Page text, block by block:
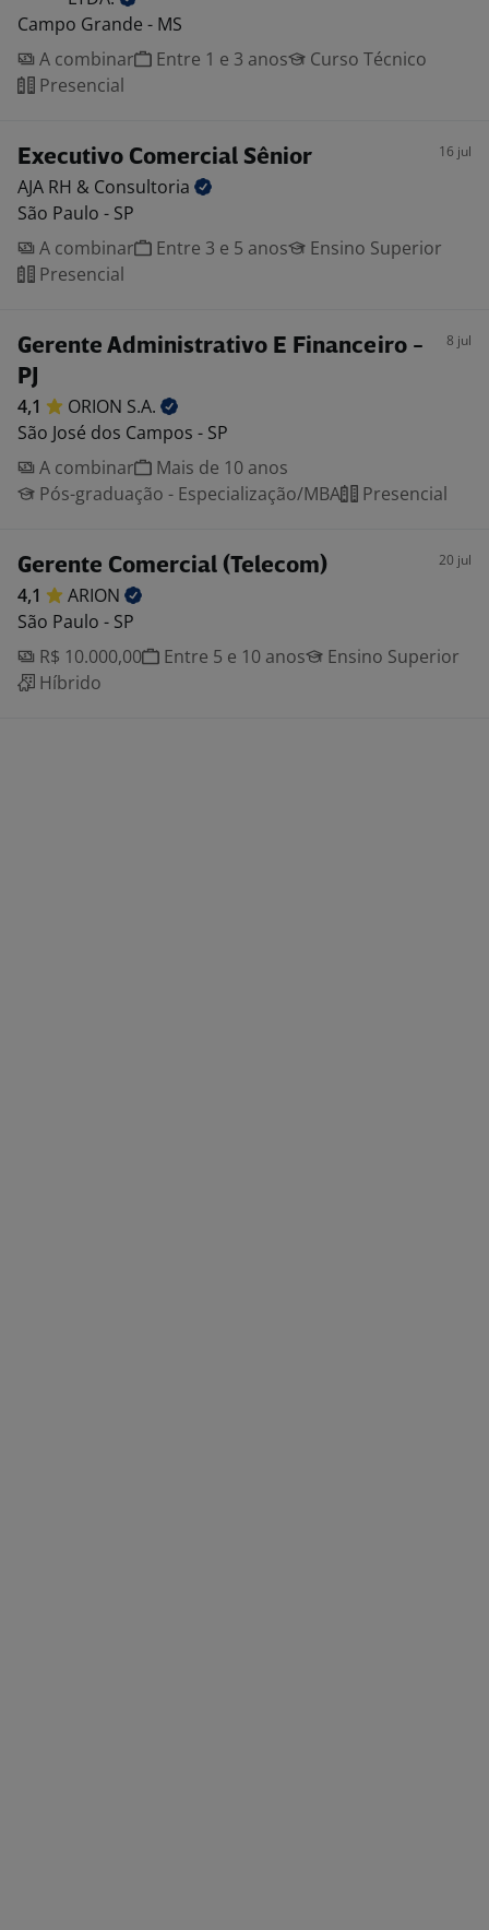
Campo Grande - MS
A combinar
Entre 1 e 3 anos
Curso Técnico
Presencial
Executivo Comercial Sênior 16 jul
AJA RH & Consultoria
São Paulo - SP
A combinar
Entre 3 e 5 anos
Ensino Superior
Presencial
Gerente Administrativo E Financeiro -
PJ
8 jul
4,1 ORION S.A.
São José dos Campos - SP
A combinar
Mais de 10 anos
Pós-graduação - Especialização/MBA
Presencial
Gerente Comercial (Telecom) 20 jul
4,1
ARION
São Paulo - SP
R$ 10.000,00
Entre 5 e 10 anos
Ensino Superior
Híbrido